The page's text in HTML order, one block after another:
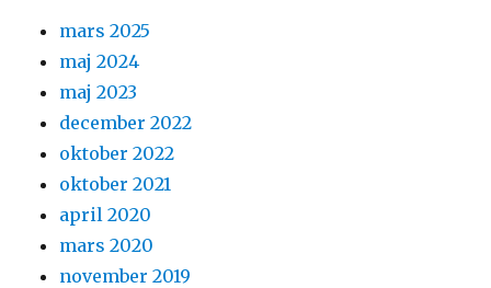
mars 2025
maj 2024
maj 2023
december 2022
oktober 2022
oktober 2021
april 2020
mars 2020
november 2019